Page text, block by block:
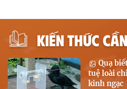
KIẾN THỨC
Quạ
tuệ loài
kinh ngạc